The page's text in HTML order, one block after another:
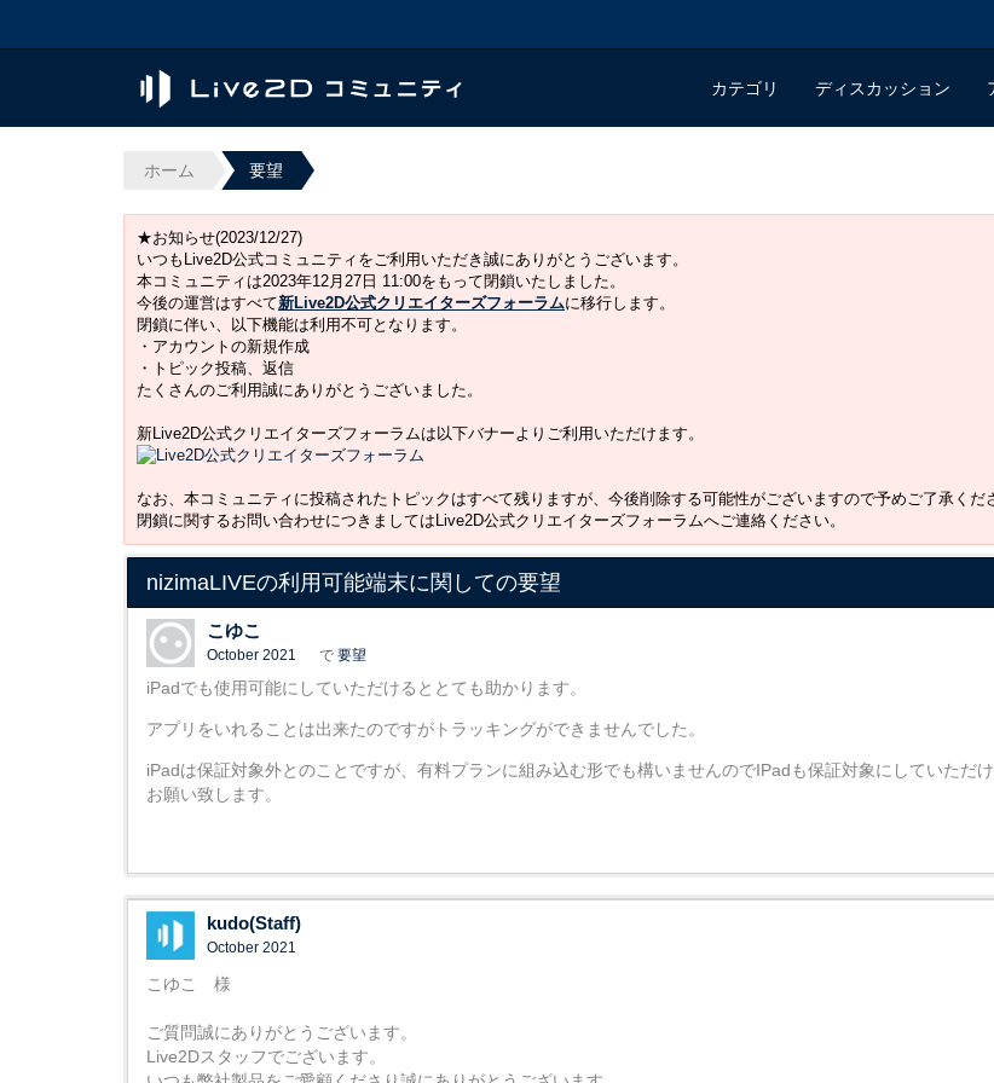
カテゴリ ディスカッション
ホーム 要望
★お知らせ(2023/12/27)
いつもLive2D公式コミュニティをご利用いただき誠にありがとうございます。
本コミュニティは2023年12月27日 11:00をもって閉鎖いたしました。
今後の運営はすべて新Live2D公式クリエイターズフォーラムに移行します。
閉鎖に伴い、以下機能は利用不可となります。
・アカウントの新規作成
・トピック投稿、返信
たくさんのご利用誠にありがとうございました。
新Live2D公式クリエイターズフォーラムは以下バナーよりご利用いただけます。
なお、本コミュニティに投稿されたトピックはすべて残りますが、今後削除する可能性がございますので予めご了承くだ
閉鎖に関するお問い合わせにつきましてはLive2D公式クリエイターズフォーラムへご連絡ください。
nizimaLIVEの利用可能端末に関しての要望
こゆこ
October 2021 で 要望
iPadでも使用可能にしていただけるととても助かります。
アプリをいれることは出来たのですがトラッキングができませんでした。
iPadは保証対象外とのことですが、有料プランに組み込む形でも構いませんのでIPadも保証対象にしていただ
お願い致します。
kudo(Staff)
October 2021
こゆこ 様
ご質問誠にありがとうございます。
Live2Dスタッフでございます。